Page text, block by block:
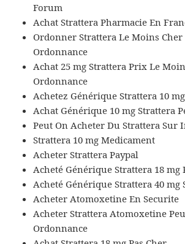
Forum
Achat Strattera Pharmacie En
Ordonner Strattera Le Moins Cher
Ordonnance
Achat 25 mg Strattera Prix Le
Ordonnance
Achetez Générique Strattera 10
Achat Générique 10 mg Strattera
Peut On Acheter Du Strattera Sur
Strattera 10 mg Medicament
Acheter Strattera Paypal
Acheté Générique Strattera 18 mg
Acheté Générique Strattera 40 mg
Acheter Atomoxetine En Securite
Acheter Strattera Atomoxetine
Ordonnance